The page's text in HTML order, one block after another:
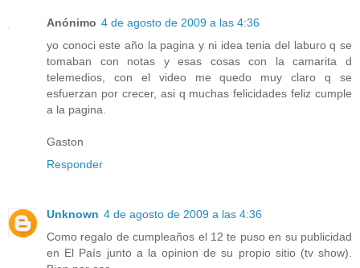
Anónimo 4 de agosto de 2009 a las 4:36
yo conoci este año la pagina y ni idea tenia del laburo q se
tomaban con notas y esas cosas con la camarita d
telemedios, con el video me quedo muy claro q se
esfuerzan por crecer, asi q muchas felicidades feliz cumple
a la pagina.
Gaston
Responder
Unknown 4 de agosto de 2009 a las 4:36
Como regalo de cumpleaños el 12 te puso en su publicidad
en El País junto a la opinion de su propio sitio (tv show).